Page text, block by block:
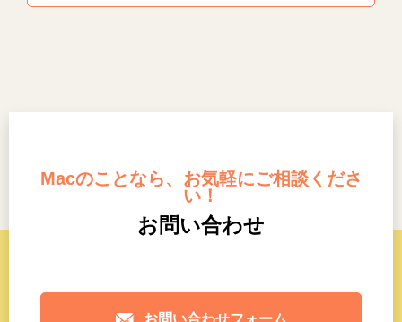
Macのことなら、お気軽にご相談くださ
い！
お問い合わせ